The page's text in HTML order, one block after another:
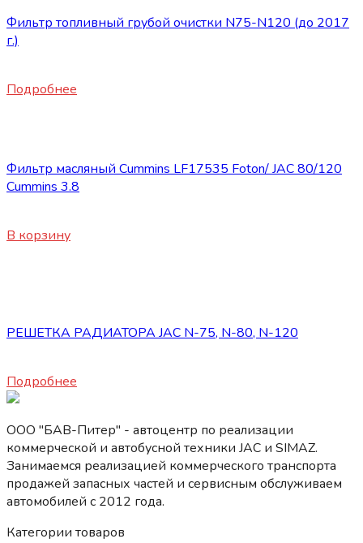
Фильтр топливный грубой очистки N75-N120 (до 2017
г.)
Подробнее
Фильтр масляный Cummins LF17535 Foton/ JAC 80/120
Cummins 3.8
В корзину
РЕШЕТКА РАДИАТОРА JAC N-75, N-80, N-120
Подробнее
ООО "БАВ-Питер" - автоцентр по реализации
коммерческой и автобусной техники JAC и SIMAZ.
Занимаемся реализацией коммерческого транспорта
продажей запасных частей и сервисным обслуживаем
автомобилей c 2012 года.
Категории товаров